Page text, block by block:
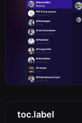
toc.label